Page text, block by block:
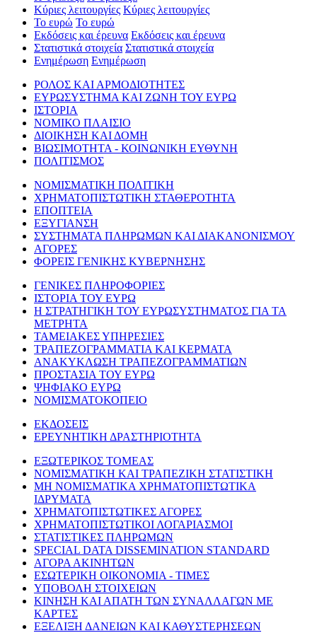
Κύριες λειτουργίες Κύριες λειτουργίες
Το ευρώ Το ευρώ
Εκδόσεις και έρευνα Εκδόσεις και έρευνα
Στατιστικά στοιχεία Στατιστικά στοιχεία
Ενημέρωση Ενημέρωση
ΡΟΛΟΣ ΚΑΙ ΑΡΜΟΔΙΟΤΗΤΕΣ
ΕΥΡΩΣΥΣΤΗΜΑ ΚΑΙ ΖΩΝΗ ΤΟΥ ΕΥΡΩ
ΙΣΤΟΡΙΑ
ΝΟΜΙΚΟ ΠΛΑΙΣΙΟ
ΔΙΟΙΚΗΣΗ ΚΑΙ ΔΟΜΗ
ΒΙΩΣΙΜΟΤΗΤΑ - ΚΟΙΝΩΝΙΚΗ ΕΥΘΥΝΗ
ΠΟΛΙΤΙΣΜΟΣ
ΝΟΜΙΣΜΑΤΙΚΗ ΠΟΛΙΤΙΚΗ
ΧΡΗΜΑΤΟΠΙΣΤΩΤΙΚΗ ΣΤΑΘΕΡΟΤΗΤΑ
ΕΠΟΠΤΕΙΑ
ΕΞΥΓΙΑΝΣΗ
ΣΥΣΤΗΜΑΤΑ ΠΛΗΡΩΜΩΝ ΚΑΙ ΔΙΑΚΑΝΟΝΙΣΜΟΥ
ΑΓΟΡΕΣ
ΦΟΡΕΙΣ ΓΕΝΙΚΗΣ ΚΥΒΕΡΝΗΣΗΣ
ΓΕΝΙΚΕΣ ΠΛΗΡΟΦΟΡΙΕΣ
ΙΣΤΟΡΙΑ ΤΟΥ ΕΥΡΩ
Η ΣΤΡΑΤΗΓΙΚΗ ΤΟΥ ΕΥΡΩΣΥΣΤΗΜΑΤΟΣ ΓΙΑ ΤΑ
ΜΕΤΡΗΤΑ
ΤΑΜΕΙΑΚΕΣ ΥΠΗΡΕΣΙΕΣ
ΤΡΑΠΕΖΟΓΡΑΜΜΑΤΙΑ ΚΑΙ ΚΕΡΜΑΤΑ
ΑΝΑΚΥΚΛΩΣΗ ΤΡΑΠΕΖΟΓΡΑΜΜΑΤΙΩΝ
ΠΡΟΣΤΑΣΙΑ ΤΟΥ ΕΥΡΩ
ΨΗΦΙΑΚΟ ΕΥΡΩ
ΝΟΜΙΣΜΑΤΟΚΟΠΕΙΟ
ΕΚΔΟΣΕΙΣ
ΕΡΕΥΝΗΤΙΚΗ ΔΡΑΣΤΗΡΙΟΤΗΤΑ
ΕΞΩΤΕΡΙΚΟΣ ΤΟΜΕΑΣ
ΝΟΜΙΣΜΑΤΙΚΗ ΚΑΙ ΤΡΑΠΕΖΙΚΗ ΣΤΑΤΙΣΤΙΚΗ
ΜΗ ΝΟΜΙΣΜΑΤΙΚΑ ΧΡΗΜΑΤΟΠΙΣΤΩΤΙΚΑ
ΙΔΡΥΜΑΤΑ
ΧΡΗΜΑΤΟΠΙΣΤΩΤΙΚΕΣ ΑΓΟΡΕΣ
ΧΡΗΜΑΤΟΠΙΣΤΩΤΙΚΟΙ ΛΟΓΑΡΙΑΣΜΟΙ
ΣΤΑΤΙΣΤΙΚΕΣ ΠΛΗΡΩΜΩΝ
SPECIAL DATA DISSEMINATION STANDARD
ΑΓΟΡΑ ΑΚΙΝΗΤΩΝ
ΕΣΩΤΕΡΙΚΗ ΟΙΚΟΝΟΜΙΑ - ΤΙΜΕΣ
ΥΠΟΒΟΛΗ ΣΤΟΙΧΕΙΩΝ
ΚΙΝΗΣΗ ΚΑΙ ΑΠΑΤΗ ΤΩΝ ΣΥΝΑΛΛΑΓΩΝ ΜΕ
ΚΑΡΤΕΣ
ΕΞΕΛΙΞΗ ΔΑΝΕΙΩΝ ΚΑΙ ΚΑΘΥΣΤΕΡΗΣΕΩΝ